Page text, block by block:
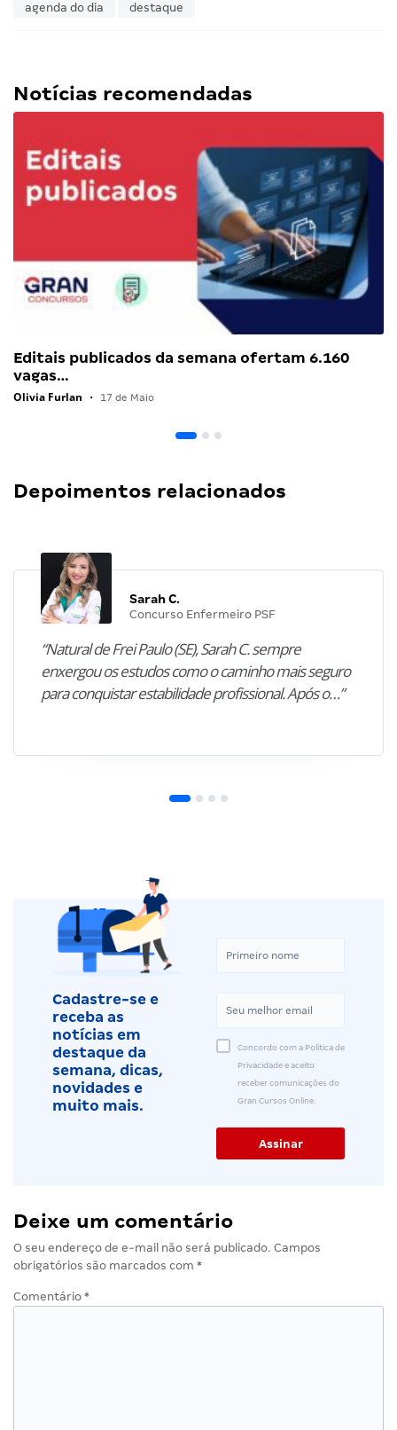
agenda do dia destaque
Notícias recomendadas
Editais publicados da semana ofertam 6.160
vagas…
Olivia Furlan • 17 de Maio
Depoimentos relacionados
Sarah C.
Concurso Enfermeiro PSF
“Natural de Frei Paulo (SE), Sarah C. sempre
enxergou os estudos como o caminho mais seguro
para conquistar estabilidade profissional. Após o…”
Cadastre-se e
receba as
notícias em
destaque da
semana, dicas,
novidades e
muito mais.
Concordo com a Política de
Privacidade e aceito
receber comunicações do
Gran Cursos Online.
Deixe um comentário
O seu endereço de e-mail não será publicado. Campos
obrigatórios são marcados com *
Comentário *